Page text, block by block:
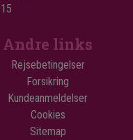
Andre links
Rejsebetingelser
Forsikring
Kundeanmeldelser
Cookies
Sitemap